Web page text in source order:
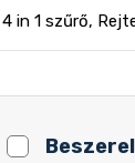
4 in 1 szűrő,